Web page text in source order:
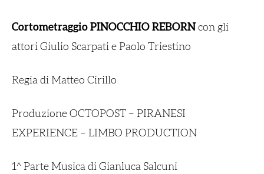
Cortometraggio PINOCCHIO REBORN con gli
attori Giulio Scarpati e Paolo Triestino
Regia di Matteo Cirillo
Produzione OCTOPOST – PIRANESI
EXPERIENCE – LIMBO PRODUCTION
1^ Parte Musica di Gianluca Salcuni